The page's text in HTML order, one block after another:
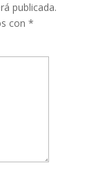
publicada.
con *